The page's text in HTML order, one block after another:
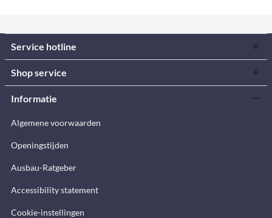
Service hotline
Shop service
Informatie
Algemene voorwaarden
Openingstijden
Ausbau-Ratgeber
Accessibility statement
Cookie-instellingen